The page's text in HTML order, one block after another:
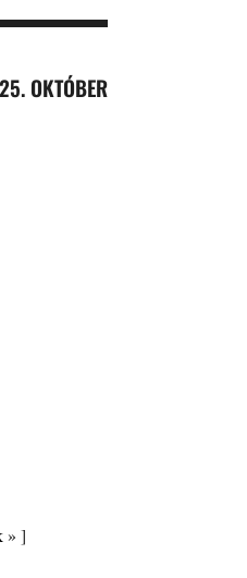
OKTÓBER
» ]